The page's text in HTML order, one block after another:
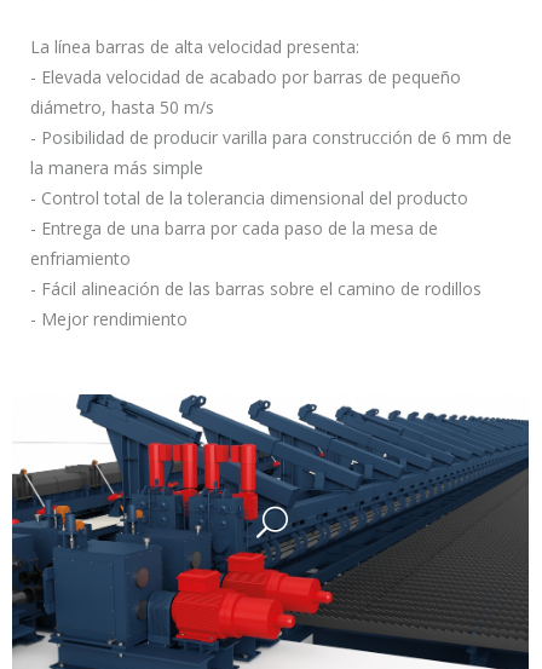
La línea barras de alta velocidad presenta:
- Elevada velocidad de acabado por barras de pequeño
diámetro, hasta 50 m/s
- Posibilidad de producir varilla para construcción de 6 mm de
la manera más simple
- Control total de la tolerancia dimensional del producto
- Entrega de una barra por cada paso de la mesa de
enfriamiento
- Fácil alineación de las barras sobre el camino de rodillos
- Mejor rendimiento